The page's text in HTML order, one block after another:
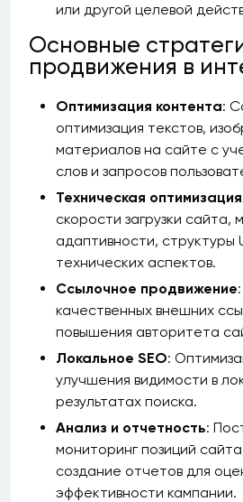
или другой целевой
Основные
продвижения в
Оптимизация контента:
оптимизация текстов,
материалов на сайте с
слов и запросов
Техническая оптимизация
скорости загрузки сайта,
адаптивности, структуры
технических аспектов.
Ссылочное продвижение
качественных внешних
повышения авторитета
Локальное SEO:
улучшения видимости в
результатах поиска.
Анализ и отчетность:
мониторинг позиций
создание отчетов для
эффективности кампании.